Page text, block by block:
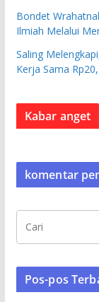
Bondet
Ilmiah Melalui
Saling
Kerja Sama
Kabar anget
komentar
Pos-pos